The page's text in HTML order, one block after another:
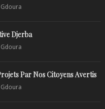
Djerba
Par Nos Citoyens Avertis